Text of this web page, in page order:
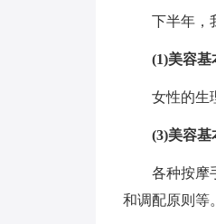
下半年，我
(1)美容基
女性的生理
(3)美容基
各种按摩手
和调配原则等。